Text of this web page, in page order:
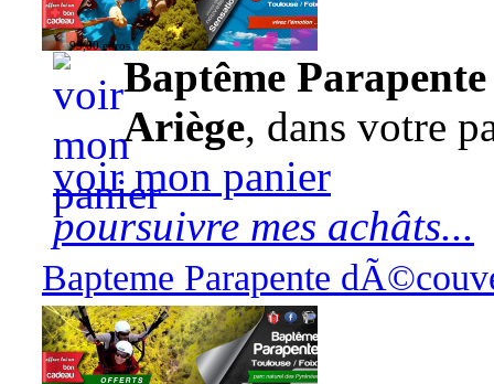
95,00 euros
Baptême
Ariège, dans votre
voir mon panier
poursuivre mes achâts...
Bapteme Parapente